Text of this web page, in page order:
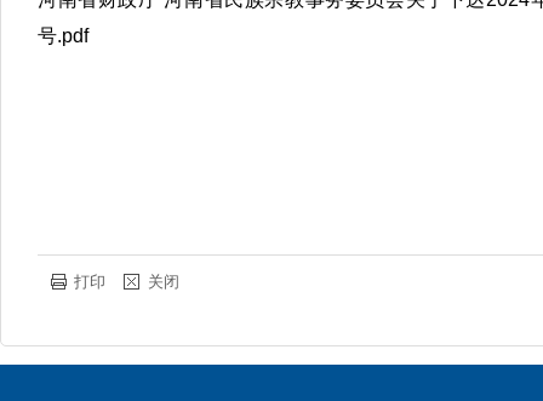
号.pdf
打印 关闭